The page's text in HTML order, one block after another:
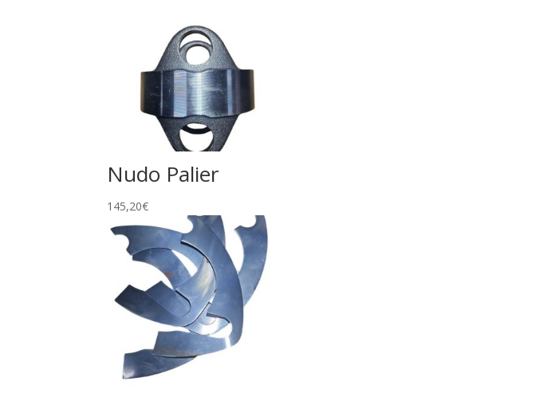
Nudo Palier
145,20€